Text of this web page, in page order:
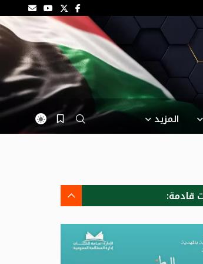
المزيد
قادمة: